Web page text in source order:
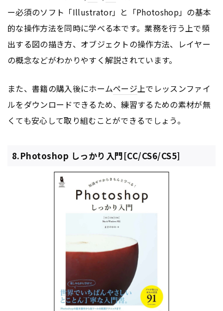
ー必須のソフト「Illustrator」と「Photoshop」の基本
的な操作方法を同時に学べる本です。業務を行う上で頻
出する図の描き方、オブジェクトの操作方法、レイヤー
の概念などがわかりやすく解説されています。
また、書籍の購入後にホームページ 上でレッスンファイ
ルをダウンロードできるため、練習するための素材が無
くても安心して取り組むことができるでしょう。
8.Photoshop しっかり入門[CC/CS6/CS5]